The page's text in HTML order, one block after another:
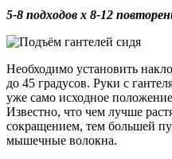
5-8 подходов х 8-12
Необходимо установить
до 45 градусов. Руки с
уже само исходное
Известно, что чем лучше
сокращением, тем большей
мышечные волокна.